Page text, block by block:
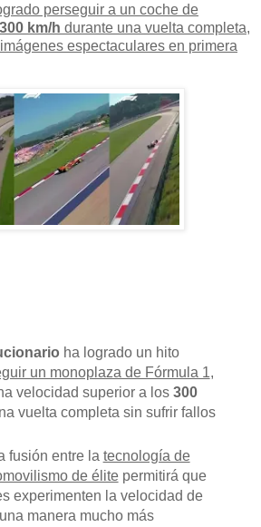
perseguir a un coche de
300 km/h durante una vuelta completa,
espectaculares en primera
ha logrado un hito
un monoplaza de Fórmula 1,
velocidad superior a los 300
vuelta completa sin sufrir fallos
fusión entre la tecnología de
de élitepermitirá que
experimenten la velocidad de
manera mucho más